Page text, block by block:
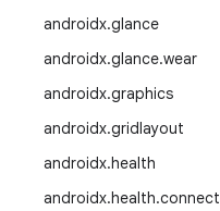
androidx.glance
androidx.glance.wear
androidx.graphics
androidx.gridlayout
androidx.health
androidx.health.connect